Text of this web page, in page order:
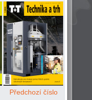
Předchozí číslo